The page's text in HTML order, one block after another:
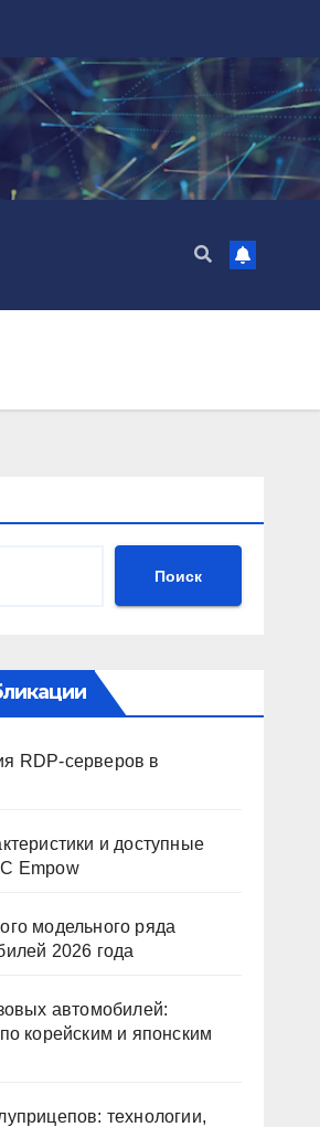
Поиск
RDP-серверов в
и доступные
Empow
модельного ряда
2026 года
автомобилей:
корейским и японским
технологии,